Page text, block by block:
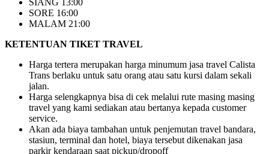
SIANG 13:00
SORE 16:00
MALAM 21:00
KETENTUAN TIKET TRAVEL
Harga tertera merupakan harga minumum jasa travel Calista
Trans berlaku untuk satu orang atau satu kursi dalam sekali
jalan.
Harga selengkapnya bisa di cek melalui rute masing masing
travel yang kami sediakan atau bertanya kepada customer
service.
Akan ada biaya tambahan untuk penjemutan travel bandara,
stasiun, terminal dan hotel, biaya tersebut dikenakan jasa
parkir kendaraan saat pickup/dropoff